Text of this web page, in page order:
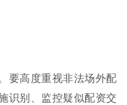
要高度重视非法场外配
识别、监控疑似配资交